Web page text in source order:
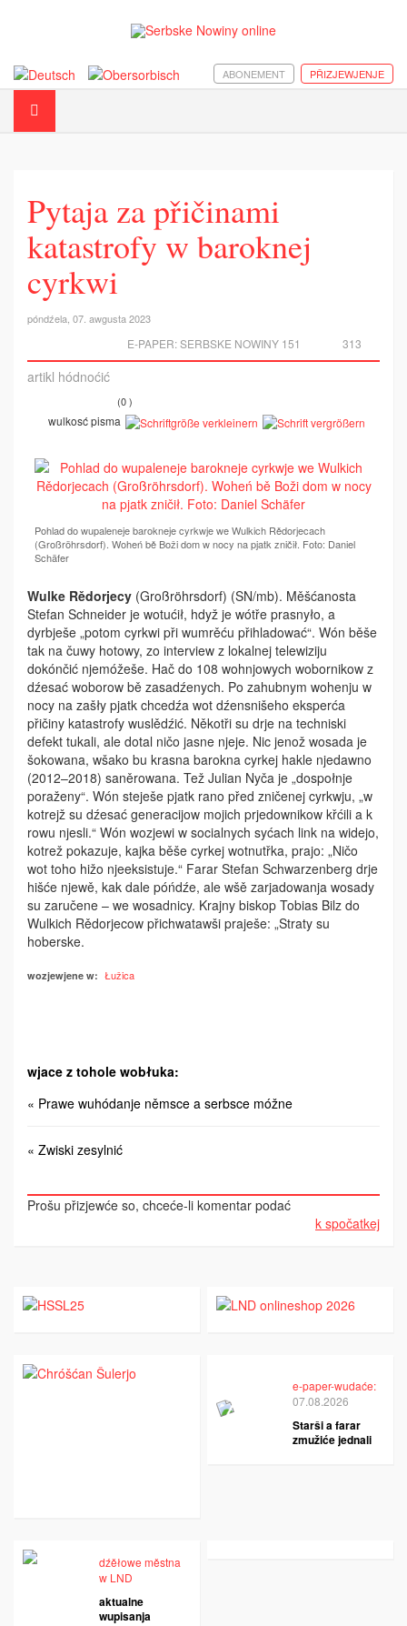
PŘIZJEWJENJE
ABONEMENT
Pytaja za přičinami
katastrofy w baroknej
cyrkwi
póndźela, 07. awgusta 2023
313
E-PAPER:SERBSKE NOWINY 151
artikl hódnoćić
(0 )
wulkosć pisma
Pohlad do wupaleneje barokneje cyrkwje we Wulkich Rědorjecach
(Großröhrsdorf). Woheń bě Boži dom w nocy na pjatk zničił. Foto: Daniel
Schäfer
Wulke Rědorjecy (Großröhrsdorf) (SN/mb). Měšćanosta
Stefan Schneider je wotućił, hdyž je wótře prasnyło, a
dyrbješe „potom cyrkwi při wumrěću přihladować“. Wón běše
tak na čuwy hotowy, zo interview z lokalnej telewiziju
dokónčić njemóžeše. Hač do 108 wohnjowych wobornikow z
dźesać woborow bě zasadźenych. Po zahubnym wohenju w
nocy na zašły pjatk chcedźa wot dźensnišeho eksperća
přičiny katastrofy wuslědźić. Někotři su drje na techniski
defekt tukali, ale dotal ničo jasne njeje. Nic jenož wosada je
šokowana, wšako bu krasna barokna cyrkej hakle njedawno
(2012–2018) saněrowana. Tež Julian Nyča je „dospołnje
poraženy“. Wón steješe pjatk rano před zničenej cyrkwju, „w
kotrejž su dźesać generacijow mojich prjedownikow křćili a k
rowu njesli.“ Wón wozjewi w socialnych syćach link na widejo,
kotrež pokazuje, kajka běše cyrkej wotnutřka, prajo: „Ničo
wot toho hižo njeeksistuje.“ Farar Stefan Schwarzenberg drje
hišće njewě, kak dale póńdźe, ale wšě zarjadowanja wosady
su zaručene – we wosadnicy. Krajny biskop Tobias Bilz do
Wulkich Rědorjecow přichwatawši praješe: „Straty su
hoberske.
wozjewjene w: Łužica
wjace z tohole wobłuka:
« Prawe wuhódanje němsce a serbsce móžne
« Zwiski zesylnić
Prošu přizjewće so, chceće-li komentar podać
k spočatkej
e-paper-wudaće:
07.08.2026
Starši a farar
zmužiće jednali
dźěłowe městna
w LND
aktualne
wupisanja